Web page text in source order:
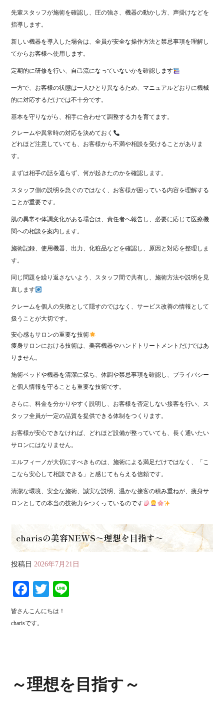
先輩スタッフが施術を確認し、圧の強さ、機器の動かし方、声掛けなどを
指導します。
新しい機器を導入した場合は、全員が安全な操作方法と禁忌事項を理解し
てからお客様へ使用します。
定期的に研修を行い、自己流になっていないかを確認します
一方で、お客様の状態は一人ひとり異なるため、マニュアルどおりに機械
的に対応するだけでは不十分です。
基本を守りながら、相手に合わせて調整する力を育てます。
クレームや異常時の対応を決めておく
どれほど注意していても、お客様から不満や相談を受けることがありま
す。
まずは相手の話を遮らず、何が起きたのかを確認します。
スタッフ側の説明を急ぐのではなく、お客様が困っている内容を理解する
ことが重要です。
肌の異常や体調変化がある場合は、責任者へ報告し、必要に応じて医療機
関への相談を案内します。
施術記録、使用機器、出力、化粧品などを確認し、原因と対応を整理しま
す。
同じ問題を繰り返さないよう、スタッフ間で共有し、施術方法や説明を見
直します
クレームを個人の失敗として隠すのではなく、サービス改善の情報として
扱うことが大切です。
安心感もサロンの重要な技術
痩身サロンにおける技術は、美容機器やハンドトリートメントだけではあ
りません。
施術ベッドや機器を清潔に保ち、体調や禁忌事項を確認し、プライバシー
と個人情報を守ることも重要な技術です。
さらに、料金を分かりやすく説明し、お客様を否定しない接客を行い、ス
タッフ全員が一定の品質を提供できる体制をつくります。
お客様が安心できなければ、どれほど設備が整っていても、長く通いたい
サロンにはなりません。
エルフィーノが大切にすべきものは、施術による満足だけではなく、「こ
こなら安心して相談できる」と感じてもらえる信頼です。
清潔な環境、安全な施術、誠実な説明、温かな接客の積み重ねが、痩身サ
ロンとしての本当の技術力をつくっているのです
charisの美容NEWS～理想を目指す～
投稿日 2026年7月21日
Fa
ce
bo
T
wi
皆さんこんにちは！
charisです。
～理想を目指す～